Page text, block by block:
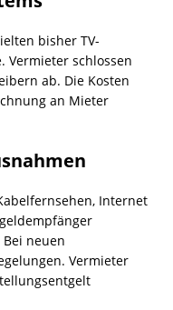
bisher TV-
Vermieter schlossen
ab. Die Kosten
an Mieter
Internet
neuen
Vermieter